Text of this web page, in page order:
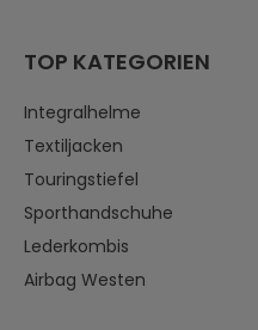
TOP KATEGORIEN
Integralhelme
Textiljacken
Touringstiefel
Sporthandschuhe
Lederkombis
Airbag Westen